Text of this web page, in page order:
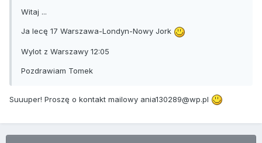
Witaj ...
Ja lecę 17 Warszawa-Londyn-Nowy Jork
Wylot z Warszawy 12:05
Pozdrawiam Tomek
Suuuper! Proszę o kontakt mailowy ania130289@wp.pl